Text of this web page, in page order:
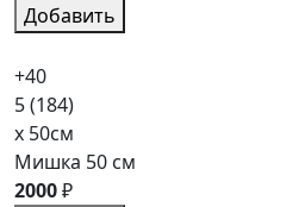
Добавить
+40
5(184)
x 50см
Мишка 50 см
2000₽